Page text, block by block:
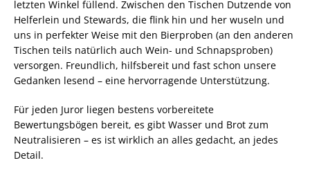
letzten Winkel füllend. Zwischen den Tischen Dutzende von
Helferlein und Stewards, die flink hin und her wuseln und
uns in perfekter Weise mit den Bierproben (an den anderen
Tischen teils natürlich auch Wein- und Schnapsproben)
versorgen. Freundlich, hilfsbereit und fast schon unsere
Gedanken lesend – eine hervorragende Unterstützung.
Für jeden Juror liegen bestens vorbereitete
Bewertungsbögen bereit, es gibt Wasser und Brot zum
Neutralisieren – es ist wirklich an alles gedacht, an jedes
Detail.